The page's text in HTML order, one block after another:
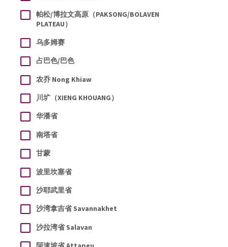
帕松/博拉文高原（PAKSONG/BOLAVEN
PLATEAU）
乌多姆赛
占巴色/巴色
农乔 Nong Khiaw
川圹（XIENG KHOUANG）
华潘省
南塔省
甘蒙
波里坎塞省
沙耶武里省
沙湾拿吉省 Savannakhet
沙拉湾省 Salavan